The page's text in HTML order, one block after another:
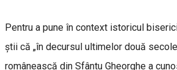
Pentru a pune în context istoricul
știi că „în decursul ultimelor două
românească din Sfântu Gheorghe a